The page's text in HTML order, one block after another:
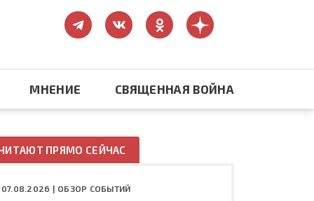
МНЕНИЕ СВЯЩЕННАЯ ВОЙНА
ПРЯМО СЕЙЧАС
07.08.2026 | ОБЗОР СОБЫТИЙ